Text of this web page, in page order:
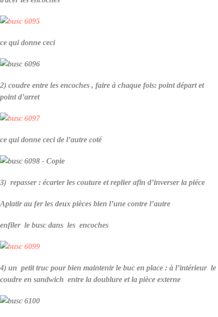
ce qui donne ceci
2) coudre entre les encoches , faire à chaque fois: point départ et
point d’arret
ce qui donne ceci de l’autre coté
3) repasser : écarter les couture et replier afin d’inverser la piéce
Aplatir au fer les deux pièces bien l’une contre l’autre
enfiler le busc dans les encoches
4) un petit truc pour bien maintenir le buc en place : à l’intérieur le
coudre en sandwich entre la doublure et la pièce externe